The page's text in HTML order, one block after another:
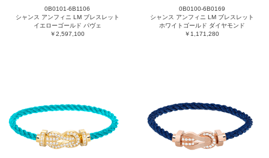
0B0101-6B1106
シャンス アンフィニ LM ブレスレット
イエローゴールド パヴェ
￥2,597,100
0B0100-6B0169
シャンス アンフィニ LM ブレスレット
ホワイトゴールド ダイヤモンド
￥1,171,280